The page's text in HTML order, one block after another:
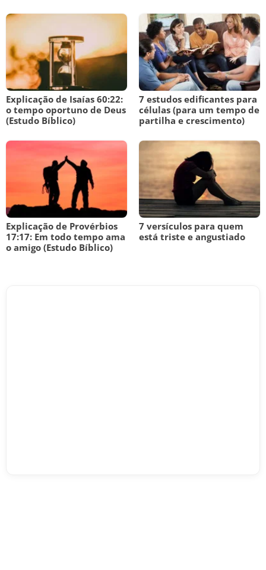
Explicação de Isaías 60:22:
o tempo oportuno de Deus
(Estudo Bíblico)
7 estudos edificantes para
células (para um tempo de
partilha e crescimento)
Explicação de Provérbios
17:17: Em todo tempo ama
o amigo (Estudo Bíblico)
7 versículos para quem
está triste e angustiado